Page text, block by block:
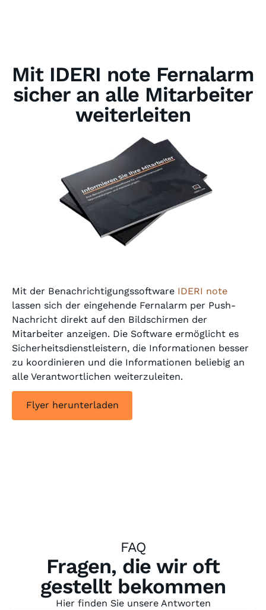
Mit IDERI note Fernalarm
sicher an alle Mitarbeiter
weiterleiten
Mit der Benachrichtigungssoftware IDERI note
lassen sich der eingehende Fernalarm per Push-
Nachricht direkt auf den Bildschirmen der
Mitarbeiter anzeigen. Die Software ermöglicht es
Sicherheitsdienstleistern, die Informationen besser
zu koordinieren und die Informationen beliebig an
alle Verantwortlichen weiterzuleiten.
Flyer herunterladen
FAQ
Fragen, die wir oft
gestellt bekommen
Hier finden Sie unsere Antworten